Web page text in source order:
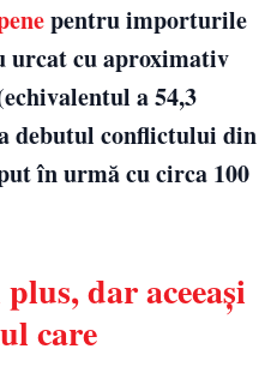
pentru importurile
urcat cu aproximativ
a 54,3
debutul conflictului din
în urmă cu circa 100
dar aceeași
care